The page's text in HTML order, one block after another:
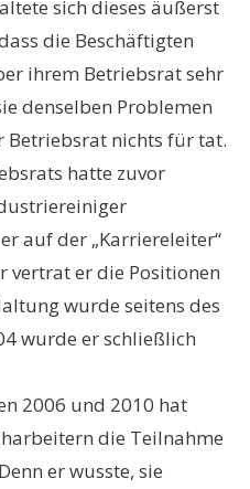
sich dieses äußerst
die Beschäftigten
ihrem Betriebsrat sehr
denselben Problemen
Betriebsrat nichts für tat.
hatte zuvor
auf der „Karriereleiter“
vertrat er die Positionen
wurde seitens des
wurde er schließlich
2006 und 2010 hat
die Teilnahme
er wusste, sie